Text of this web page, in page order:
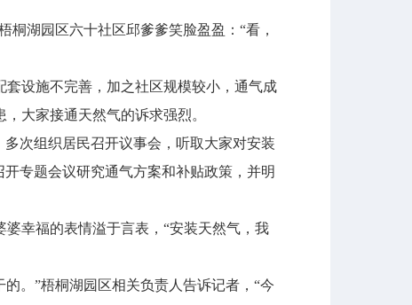
湖园区六十社区邱爹爹笑脸盈盈：“看，
设施不完善，加之社区规模较小，通气成
大家接通天然气的诉求强烈。
次组织居民召开议事会，听取大家对安装
专题会议研究通气方案和补贴政策，并明
幸福的表情溢于言表，“安装天然气，我
。”梧桐湖园区相关负责人告诉记者，“今